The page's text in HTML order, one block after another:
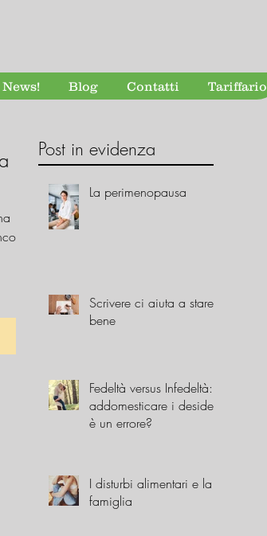
News! Blog Contatti Tariffario
Post in evidenza
La perimenopausa
Scrivere ci aiuta a stare
bene
Fedeltà versus Infedeltà:
addomesticare i desideri
è un errore?
I disturbi alimentari e la
famiglia